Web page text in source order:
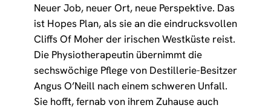
Neuer Job, neuer Ort, neue Perspektive. Das
ist Hopes Plan, als sie an die eindrucksvollen
Cliffs Of Moher der irischen Westküste reist.
Die Physiotherapeutin übernimmt die
sechswöchige Pflege von Destillerie-Besitzer
Angus O’Neill nach einem schweren Unfall.
Sie hofft, fernab von ihrem Zuhause auch